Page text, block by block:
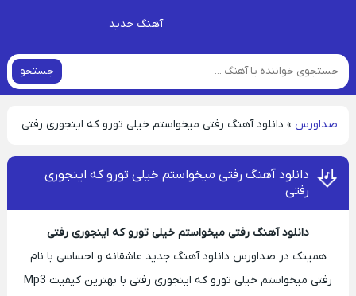
آهنگ جدید
جستجو
صداورس » دانلود آهنگ رفتی میخواستم خیلی تورو که اینجوری رفتی
دانلود آهنگ رفتی میخواستم خیلی تورو که اینجوری
رفتی
دانلود آهنگ رفتی میخواستم خیلی تورو که اینجوری رفتی
همینک در صداورس دانلود آهنگ جدید عاشقانه و احساسی با نام
رفتی میخواستم خیلی تورو که اینجوری رفتی با بهترین کیفیت Mp3